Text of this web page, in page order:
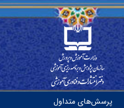
پرسش‌های متداول